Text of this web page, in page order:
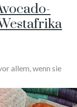
allem, wenn sie